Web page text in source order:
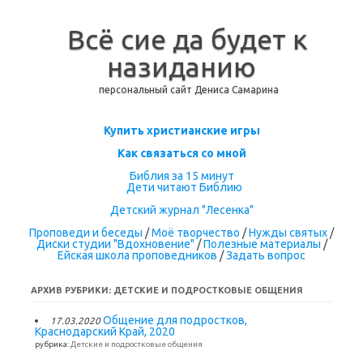
Всё сие да будет к
назиданию
персональный сайт Дениса Самарина
Перейти к содержимому
Купить христианские игры
Как связаться со мной
Библия за 15 минут
Дети читают Библию
Детский журнал "Лесенка"
Проповеди и беседы /Моё творчество /Нужды святых /
Диски студии "Вдохновение" /Полезные материалы /
Ейская школа проповедников /Задать вопрос
АРХИВ РУБРИКИ: ДЕТСКИЕ И ПОДРОСТКОВЫЕ ОБЩЕНИЯ
17.03.2020 Общение для подростков,
Краснодарский Край, 2020
рубрика: Детские и подростковые общения